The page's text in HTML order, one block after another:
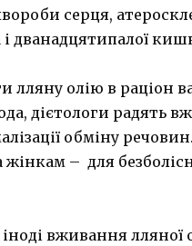
серця,
і дванадцятипалої
олію в раціон
дієтологи радять
обміну
– для
вживання лляної